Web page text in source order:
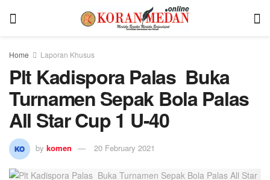
Home Laporan Khusus
Plt Kadispora Palas Buka
Turnamen Sepak Bola Palas
All Star Cup 1 U-40
by komen 20 February 2021